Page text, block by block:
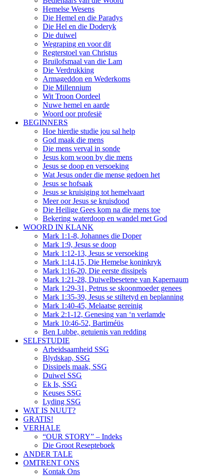
Hemelse Wesens
Die Hemel en die Paradys
Die Hel en die Doderyk
Die duiwel
Wegraping en voor dit
Regterstoel van Christus
Bruilofsmaal van die Lam
Die Verdrukking
Armageddon en Wederkoms
Die Millennium
Wit Troon Oordeel
Nuwe hemel en aarde
Woord oor profesië
BEGINNERS
Hoe hierdie studie jou sal help
God maak die mens
Die mens verval in sonde
Jesus kom woon by die mens
Jesus se doop en versoeking
Wat Jesus onder die mense gedoen het
Jesus se hofsaak
Jesus se kruisiging tot hemelvaart
Meer oor Jesus se kruisdood
Die Heilige Gees kom na die mens toe
Bekering waterdoop en wandel met God
WOORD IN KLANK
Mark 1:1-8, Johannes die Doper
Mark 1:9, Jesus se doop
Mark 1:12-13, Jesus se versoeking
Mark 1:14,15, Die Hemelse koninkryk
Mark 1:16-20, Die eerste dissipels
Mark 1:21-28, Duiwelbesetene van Kapernaum
Mark 1:29-31, Petrus se skoonmoeder genees
Mark 1:35-39, Jesus se stiltetyd en beplanning
Mark 1:40-45, Melaatse gereinig
Mark 2:1-12, Genesing van ‘n verlamde
Mark 10:46-52, Bartiméüs
Ben Lubbe, getuienis van redding
SELFSTUDIE
Arbeidsaamheid SSG
Blydskap, SSG
Dissipels maak, SSG
Duiwel SSG
Ek Is, SSG
Keuses SSG
Lyding SSG
WAT IS NUUT?
GRATIS!
VERHALE
“OUR STORY” – Indeks
Die Groot Resepteboek
ANDER TALE
OMTRENT ONS
Kontak Ons